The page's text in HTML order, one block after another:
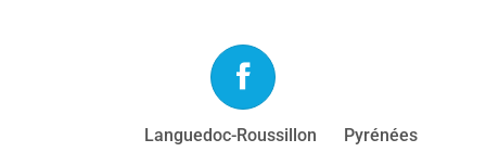
Languedoc-Roussillon
Pyrénées